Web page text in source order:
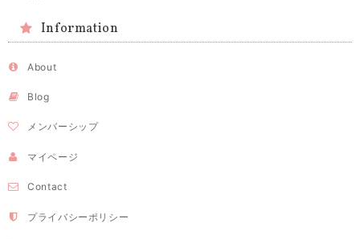
Information
About
Blog
メンバーシップ
マイページ
Contact
プライバシーポリシー